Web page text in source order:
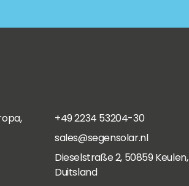
+49 2234 53204-30
sales@segensolar.nl
Dieselstraße 2, 50859 Keulen,
Duitsland